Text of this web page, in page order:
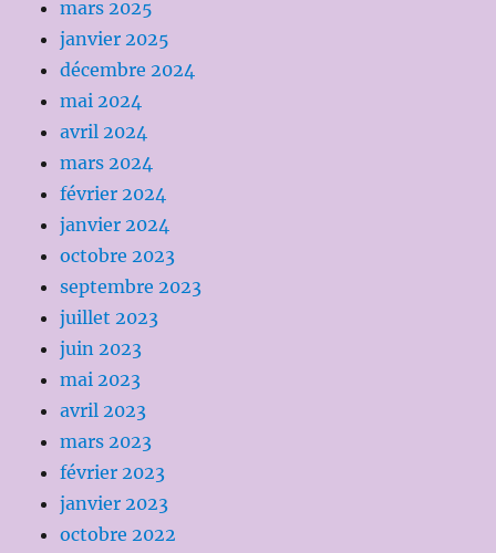
mars 2025
janvier 2025
décembre 2024
mai 2024
avril 2024
mars 2024
février 2024
janvier 2024
octobre 2023
septembre 2023
juillet 2023
juin 2023
mai 2023
avril 2023
mars 2023
février 2023
janvier 2023
octobre 2022